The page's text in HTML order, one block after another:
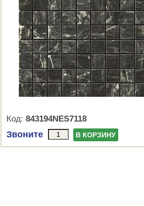
Код: 843194NES7118
Звоните В КОРЗИНУ